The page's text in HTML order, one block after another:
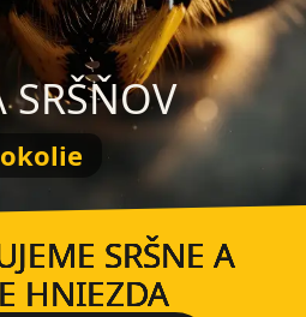
okolie
SRŠNE A
HNIEZDA